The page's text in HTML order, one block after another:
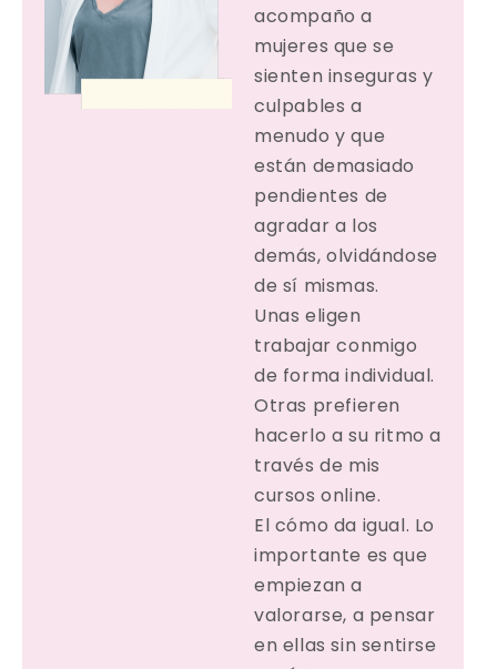
acompaño a
mujeres que se
sienten inseguras y
culpables a
menudo y que
están demasiado
pendientes de
agradar a los
demás, olvidándose
de sí mismas.
Unas eligen
trabajar conmigo
de forma individual.
Otras prefieren
hacerlo a su ritmo a
través de mis
cursos online.
El cómo da igual. Lo
importante es que
empiezan a
valorarse, a pensar
en ellas sin sentirse